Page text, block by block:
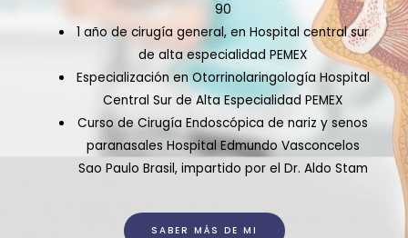
90
1 año de cirugía general, en Hospital central sur
de alta especialidad PEMEX
Especialización en Otorrinolaringología Hospital
Central Sur de Alta Especialidad PEMEX
Curso de Cirugía Endoscópica de nariz y senos
paranasales Hospital Edmundo Vasconcelos
Sao Paulo Brasil, impartido por el Dr. Aldo Stam
SABER MÁS DE MI